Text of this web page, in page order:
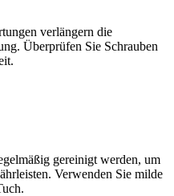
verlängern die
Überprüfen Sie Schrauben
gereinigt werden, um
Verwenden Sie milde